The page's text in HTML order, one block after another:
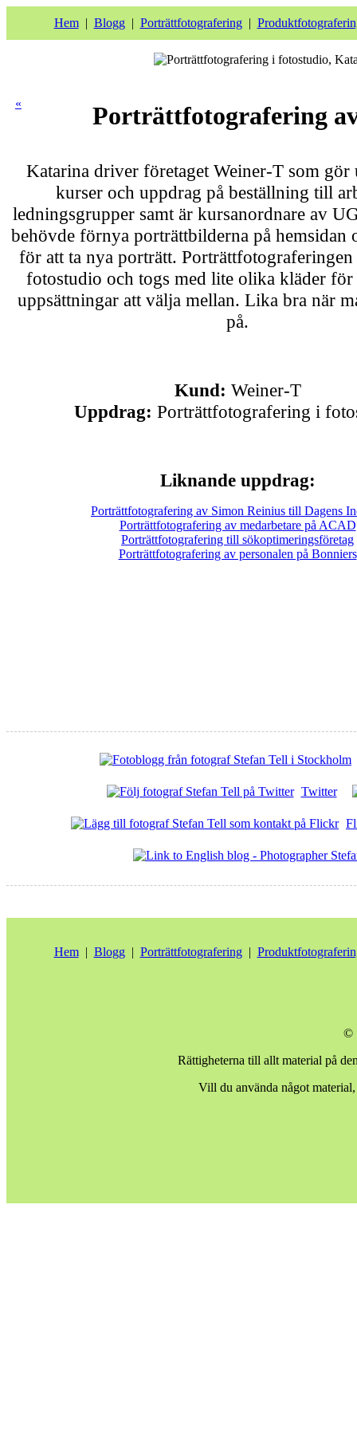
Hem| Blogg| Porträttfotografering|
« Porträttfotografering
Katarina driver företaget Weiner-T som gör
kurser och uppdrag på beställning till
ledningsgrupper samt är kursanordnare av
behövde förnya porträttbilderna på hemsidan
för att ta nya porträtt.
fotostudio och togs med lite olika kläder för
uppsättningar att välja mellan. Lika bra när
på.
Kund: Weiner-T
Uppdrag: Porträttfotografering i
Liknande uppdrag:
Porträttfotografering av Simon Reinius till Dagens
Porträttfotografering av medarbetare på ACAD
Porträttfotografering till sökoptimeringsföretag
Porträttfotografering av personalen på Bonniers
Twitter
Hem| Blogg| Porträttfotografering|
©
Rättigheterna till allt material på
Vill du använda något